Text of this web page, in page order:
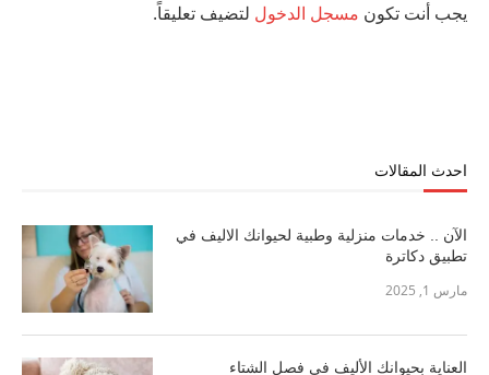
يجب أنت تكون مسجل الدخول لتضيف تعليقاً.
احدث المقالات
الآن .. خدمات منزلية وطبية لحيوانك الاليف في
تطبيق دكاترة
مارس 1, 2025
العناية بحيوانك الأليف في فصل الشتاء